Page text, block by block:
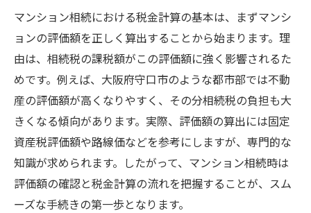
マンション相続の節税ポイントと対策方法
マンション相続時の税理士相談の重要性
守口市での無料相談を活用した節税の工夫
マンション相続税軽減に役立つ知識と対策
マンション相続の税金対策と申告手順を解
説
マンション相続の税金に強い無料相談の活用法
マンション相続税の無料相談を効果的に活
用
マンション相続における税金計算の基本は、まずマンシ
ョンの評価額を正しく算出することから始まります。理
由は、相続税の課税額がこの評価額に強く影響されるた
めです。例えば、大阪府守口市のような都市部では不動
産の評価額が高くなりやすく、その分相続税の負担も大
きくなる傾向があります。実際、評価額の算出には固定
資産税評価額や路線価などを参考にしますが、専門的な
知識が求められます。したがって、マンション相続時は
評価額の確認と税金計算の流れを把握することが、スム
ーズな手続きの第一歩となります。